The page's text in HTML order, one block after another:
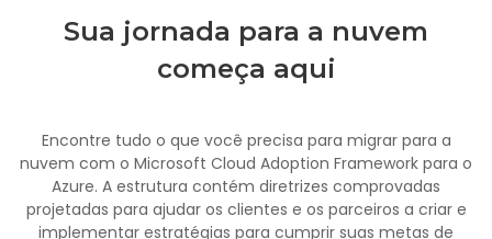
Sua jornada para a nuvem
começa aqui
Encontre tudo o que você precisa para migrar para a
nuvem com o Microsoft Cloud Adoption Framework para o
Azure. A estrutura contém diretrizes comprovadas
projetadas para ajudar os clientes e os parceiros a criar e
implementar estratégias para cumprir suas metas de